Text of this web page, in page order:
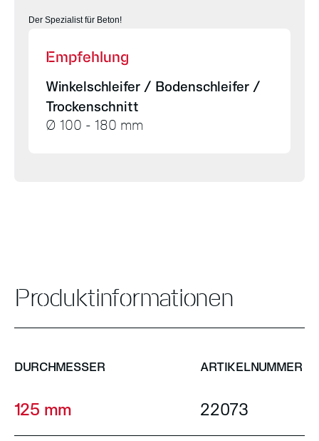
Der Spezialist für Beton!
Empfehlung
Winkelschleifer / Bodenschleifer /
Trockenschnitt
Ø 100 - 180 mm
Produktinformationen
DURCHMESSER ARTIKELNUMMER
125 mm 22073